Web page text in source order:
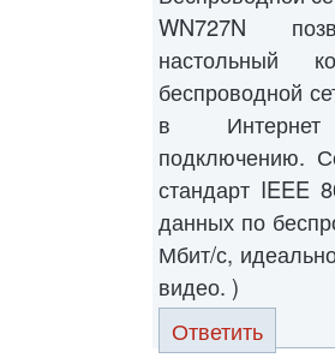
WN727N
настольный
беспроводной
в Интернет
подключению.
стандарт IEEE
данных по
Мбит/с,
видео. )
Ответить